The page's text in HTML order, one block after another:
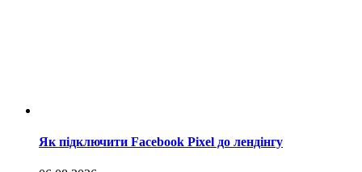
Як підключити Facebook Pixel до лендінгу